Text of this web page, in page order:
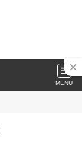
MENU